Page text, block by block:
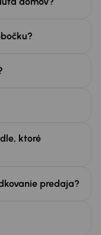
predaja?
ktoré